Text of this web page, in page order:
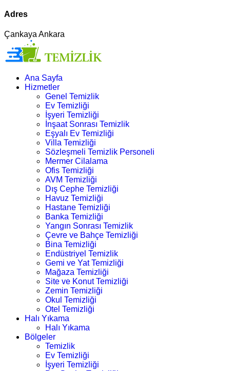
Adres
Çankaya Ankara
Ana Sayfa
Hizmetler
Genel Temizlik
Ev Temizliği
İşyeri Temizliği
İnşaat Sonrası Temizlik
Eşyalı Ev Temizliği
Villa Temizliği
Sözleşmeli Temizlik Personeli
Mermer Cilalama
Ofis Temizliği
AVM Temizliği
Dış Cephe Temizliği
Havuz Temizliği
Hastane Temizliği
Banka Temizliği
Yangın Sonrası Temizlik
Çevre ve Bahçe Temizliği
Bina Temizliği
Endüstriyel Temizlik
Gemi ve Yat Temizliği
Mağaza Temizliği
Site ve Konut Temizliği
Zemin Temizliği
Okul Temizliği
Otel Temizliği
Halı Yıkama
Halı Yıkama
Bölgeler
Temizlik
Ev Temizliği
İşyeri Temizliği